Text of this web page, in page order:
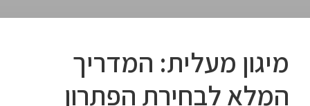
מיגון מעלית: המדריך
המלא לבחירת הפתרון